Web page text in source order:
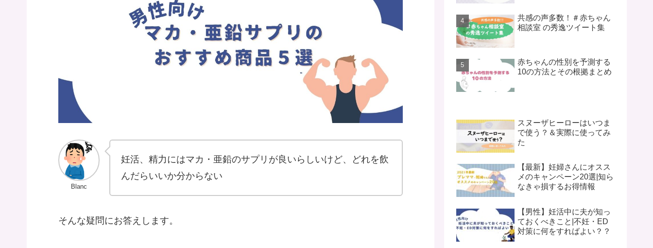
Blanc
妊活、精力にはマカ・亜鉛のサプリが良いらしいけど、どれを飲
んだらいいか分からない
そんな疑問にお答えします。
共感の声多数！＃赤ちゃん
相談室 の秀逸ツイート集
赤ちゃんの性別を予測する
10の方法とその根拠まとめ
スヌーザヒーローはいつま
で使う？＆実際に使ってみ
た
【最新】妊婦さんにオスス
メのキャンペーン20選|知ら
なきゃ損するお得情報
【男性】妊活中に夫が知っ
ておくべきこと|不妊・ED
対策に何をすればよい？？